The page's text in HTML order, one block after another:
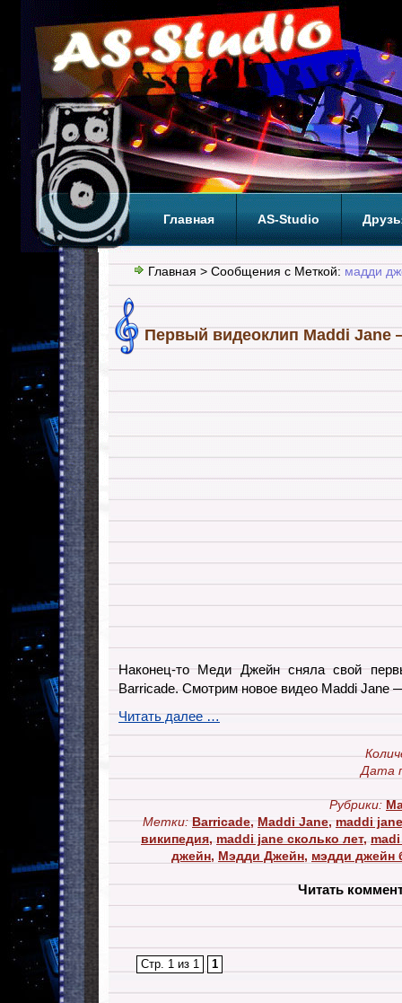
Главная AS-Studio
Теги ТОП
Главная > Сообщения с Меткой: мадди
Первый видеоклип Maddi Jane
Наконец-то Меди Джейн сняла свой
Barricade. Смотрим новое видео Maddi Jane
Читать далее …
Дата
Рубрики:
Метки: Barricade, Maddi Jane, maddi
википедия,maddi jane сколько лет,
джейн, Мэдди Джейн, мэдди джейн
Читать
Стр. 1 из 1 1